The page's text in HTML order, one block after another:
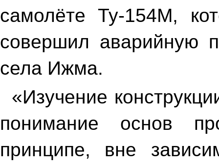
самолёте Ту-154М,
совершил аварийную
села Ижма.
«Изучение
понимание основ
принципе, вне